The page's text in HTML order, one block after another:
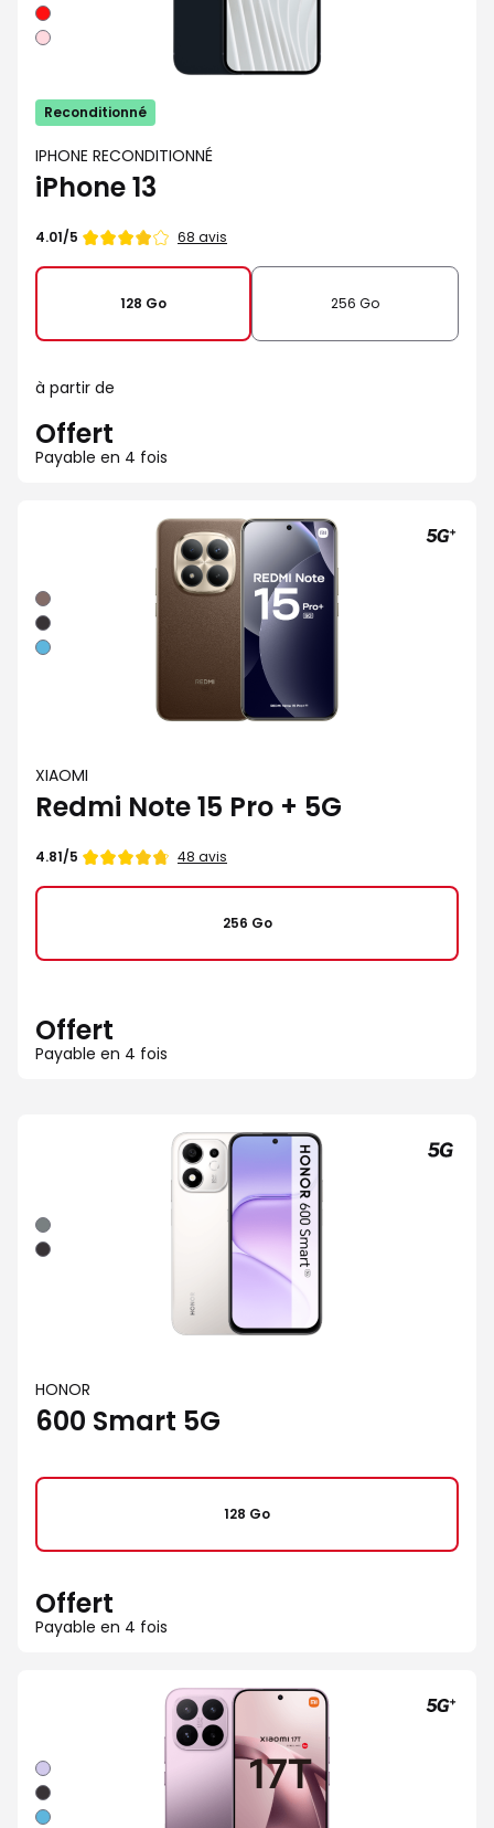
Rouge
Rose
Reconditionné
IPHONE RECONDITIONNÉ
iPhone 13
Note
4.01/5 68 avis
128 Go 256 Go
à partir de
Offert
Payable en 4 fois
Moka
Noir
Bleu
XIAOMI
Redmi Note 15 Pro + 5G
Note
4.81/5 48 avis
256 Go
Offert
Payable en 4 fois
Noir
HONOR
600 Smart 5G
128 Go
Offert
Payable en 4 fois
Violet
Noir
Bleu